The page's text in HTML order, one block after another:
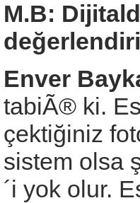
M.B:
Enver
tabiÃ® ki.
çektiğiniz
sistem olsa
´i yok olur.